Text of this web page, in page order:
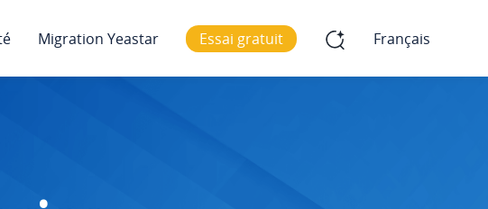
Migration Yeastar Essai gratuit Français